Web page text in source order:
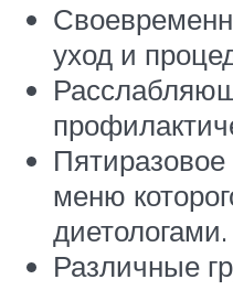
уход и
меню
диетологами.
Различные